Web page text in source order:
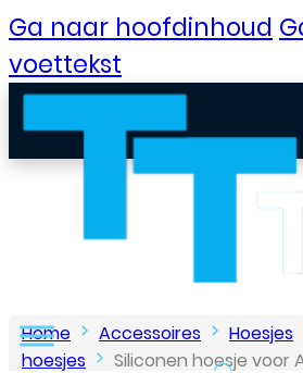
Ga naar hoofdinhoud
voettekst
Home Accessoires Hoesjes
hoesjes
Siliconen hoesje voor